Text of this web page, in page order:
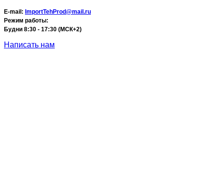
E-mail: ImportTehProd@mail.ru
Режим работы:
Будни 8:30 - 17:30 (МСК+2)
Написать нам